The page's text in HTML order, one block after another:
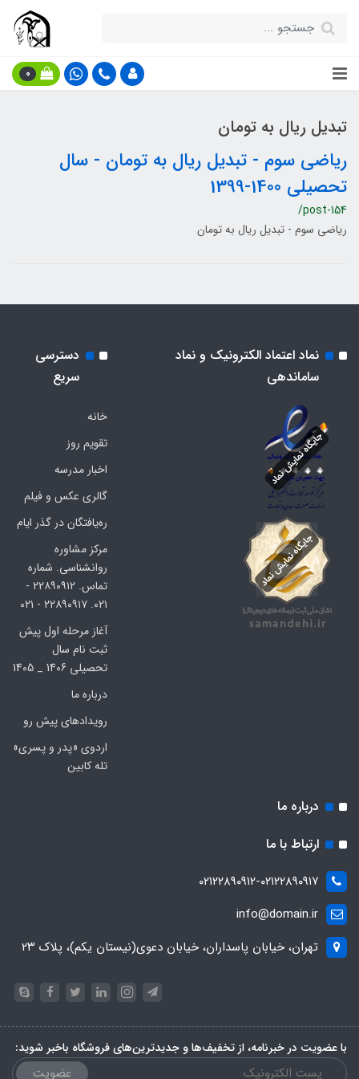
0
تبدیل ریال به تومان
ریاضی سوم - تبدیل ریال به تومان - سال
تحصیلی 1400-1399
/post-154
ریاضی سوم - تبدیل ریال به تومان
نماد اعتماد الکترونیک و نماد
ساماندهی
دسترسی
سریع
خانه
تقویم روز
اخبار مدرسه
گالری عکس و فیلم
ره‌یافتگان در گذر ایام
مرکز مشاوره
روانشناسی. شماره
تماس. ۲۲۸۹۰۹۱۲ -
۰۲۱. ۲۲۸۹۰۹۱۷ - ۰۲۱
آغاز مرحله اول پیش
ثبت نام سال
تحصیلی 1406 _ 1405
درباره ما
رویدادهای پیش رو
اردوی «پدر و پسری»
تله کابین
درباره ما
ارتباط با ما
۰۲۱۲۲۸۹۰۹۱۲-۰۲۱۲۲۸۹۰۹۱۷
info@domain.ir
تهران، خیابان پاسداران، خیابان دعوی(نیستان یکم)، پلاک ۲۳
با عضویت در خبرنامه، از تخفیف‌ها و جدیدترین‌های فروشگاه باخبر شوید:
عضویت